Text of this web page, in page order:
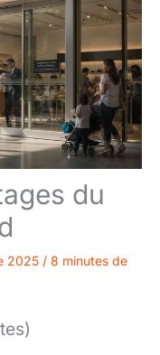
du
2025 / 8 minutes de